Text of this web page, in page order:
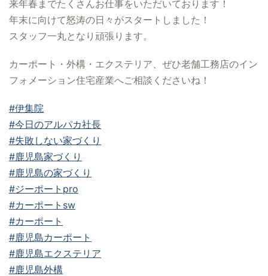
来年春までたくさんお仕事をいただいております！
年末に向けて怒涛の日々がスタートしました！
スタッフ一丸となり頑張ります。
カーポート・外構・エクステリア、ぜひ老舗工務店のイン
フォメーション住宅産業へご相談くださいね！
#伊集院
#今日のアルパカ社長
#失敗しない家づくり
#鹿児島家づくり
#鹿児島の家づくり
#ジーポートpro
#カーポートsw
#カーポート
#鹿児島カーポート
#鹿児島エクステリア
#鹿児島外構